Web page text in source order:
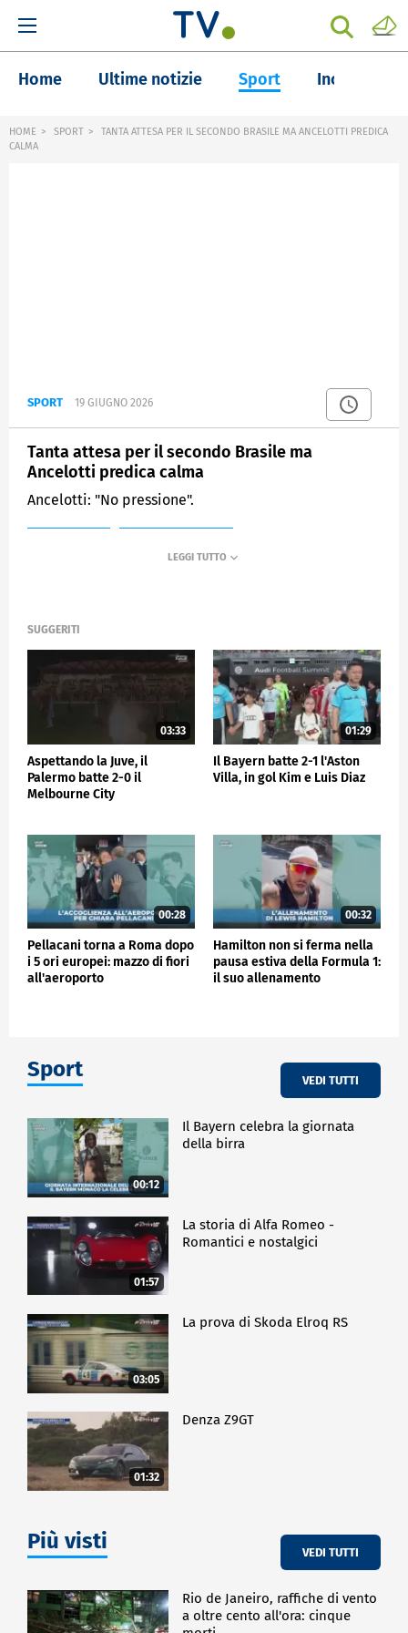
Home Ultime notizie Sport Inchieste
HOME SPORT
TANTA ATTESA PER IL SECONDO BRASILE MA ANCELOTTI PREDICA
CALMA
SPORT 19 GIUGNO 2026
Tanta attesa per il secondo Brasile ma
Ancelotti predica calma
Ancelotti: "No pressione".
SUGGERITI
03:33
Aspettando la Juve, il
Palermo batte 2-0 il
Melbourne City
01:29
Il Bayern batte 2-1 l'Aston
Villa, in gol Kim e Luis Diaz
00:28
Pellacani torna a Roma dopo
i 5 ori europei: mazzo di fiori
all'aeroporto
00:32
Hamilton non si ferma nella
pausa estiva della Formula 1:
il suo allenamento
Sport VEDI TUTTI
00:12
Il Bayern celebra la giornata
della birra
01:57
La storia di Alfa Romeo -
Romantici e nostalgici
03:05
La prova di Skoda Elroq RS
01:32
Denza Z9GT
Più visti VEDI TUTTI
Rio de Janeiro, raffiche di vento
a oltre cento all'ora: cinque